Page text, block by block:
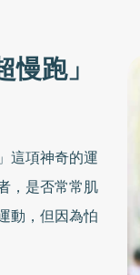
此篇，幫民眾彙
搭上正確飲控，
跑」
這項神奇的運
，是否常常肌
動，但因為怕